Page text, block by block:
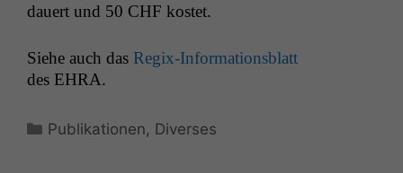
dauert und 50 CHF kostet.
Siehe auch das Regix-Infor­ma­tions­blatt
des EHRA.
Kategorien
Publikationen, Diverses